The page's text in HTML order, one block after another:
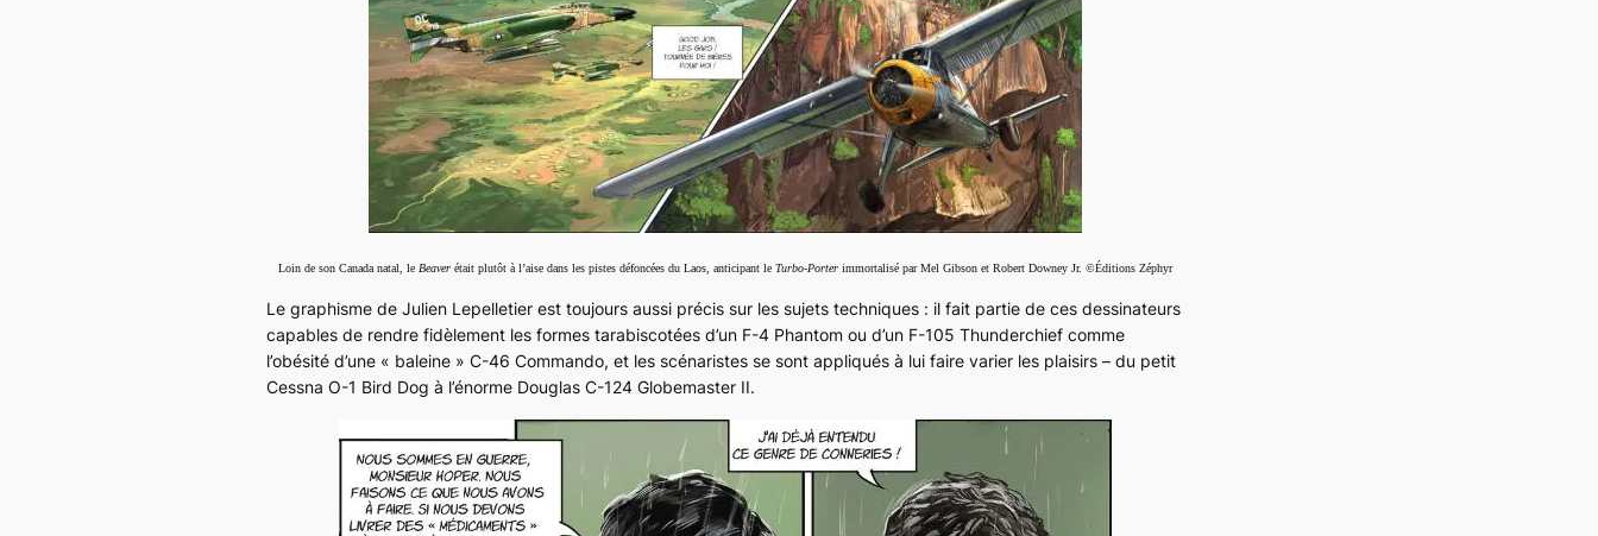
Loin de son Canada natal, le Beaver était plutôt à l’aise dans les pistes défoncées du Laos, anticipant le Turbo-Porter immortalisé par Mel Gibson et Robert Downey Jr. ©Éditions Zéphyr
Le graphisme de Julien Lepelletier est toujours aussi précis sur les sujets techniques : il fait partie de ces dessinateurs
capables de rendre fidèlement les formes tarabiscotées d’un F-4 Phantom ou d’un F-105 Thunderchief comme
l’obésité d’une « baleine » C-46 Commando, et les scénaristes se sont appliqués à lui faire varier les plaisirs – du petit
Cessna O-1 Bird Dog à l’énorme Douglas C-124 Globemaster II.